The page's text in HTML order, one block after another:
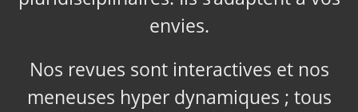
envies.
Nos revues sont interactives et nos
meneuses hyper dynamiques ; tous